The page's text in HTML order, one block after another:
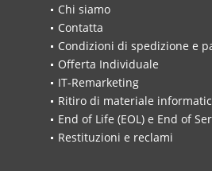
Chi siamo
Contatta
Condizioni di spedizione e
Offerta Individuale
IT-Remarketing
Ritiro di materiale
End of Life (EOL) e End of
Restituzioni e reclami